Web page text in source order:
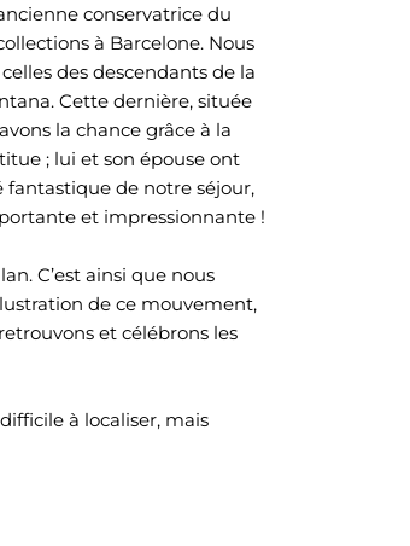
conservatrice du
à Barcelone. Nous
des descendants de la
Cette dernière, située
la chance grâce à la
; lui et son épouse ont
de notre séjour,
et impressionnante !
C’est ainsi que nous
de ce mouvement,
et célébrons les
à localiser, mais